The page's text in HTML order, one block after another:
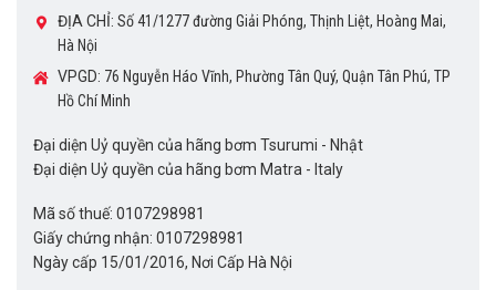
ĐỊA CHỈ: Số 41/1277 đường Giải Phóng, Thịnh Liệt, Hoàng Mai,
Hà Nội
VPGD: 76 Nguyễn Háo Vĩnh, Phường Tân Quý, Quận Tân Phú, TP
Hồ Chí Minh
Đại diện Uỷ quyền của hãng bơm Tsurumi - Nhật
Đại diện Uỷ quyền của hãng bơm Matra - Italy
Mã số thuế: 0107298981
Giấy chứng nhận: 0107298981
Ngày cấp 15/01/2016, Nơi Cấp Hà Nội